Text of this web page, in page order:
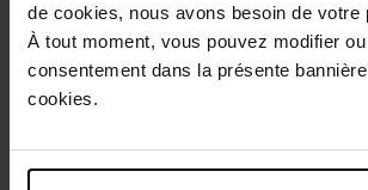
de cookies, nous avons besoin de votre
À tout moment, vous pouvez modifier
consentement dans la présente
cookies.
Description
Caractéristiques